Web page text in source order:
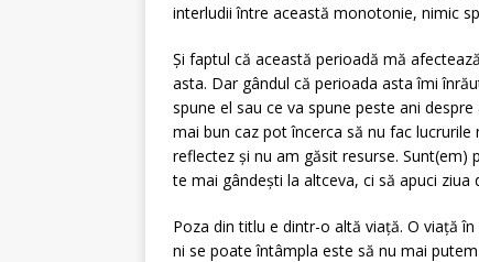
interludii între această monotonie, nimic
Și faptul că această perioadă mă
asta. Dar gândul că perioada asta îmi
spune el sau ce va spune peste ani
mai bun caz pot încerca să nu fac
reflectez și nu am găsit resurse. Sunt(em)
te mai gândești la altceva, ci să apuci
Poza din titlu e dintr-o altă viață. O viață
ni se poate întâmpla este să nu mai